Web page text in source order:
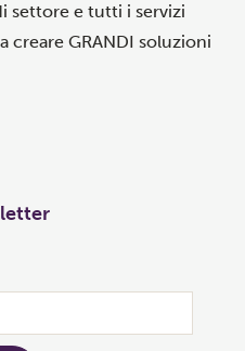
settore e tutti i servizi
creare GRANDI soluzioni